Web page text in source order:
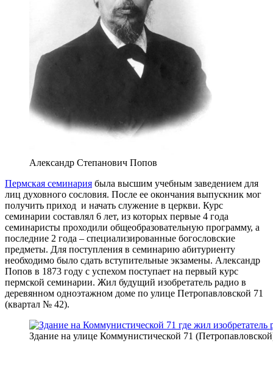
Александр Степанович Попов
Пермская семинария была высшим учебным заведением для
лиц духовного сословия. После ее окончания выпускник мог
получить приход и начать служение в церкви. Курс
семинарии составлял 6 лет, из которых первые 4 года
семинаристы проходили общеобразовательную программу, а
последние 2 года – специализированные богословские
предметы. Для поступления в семинарию абитуриенту
необходимо было сдать вступительные экзамены. Александр
Попов в 1873 году с успехом поступает на первый курс
пермской семинарии. Жил будущий изобретатель радио в
деревянном одноэтажном доме по улице Петропавловской 71
(квартал № 42).
Здание на улице Коммунистической 71